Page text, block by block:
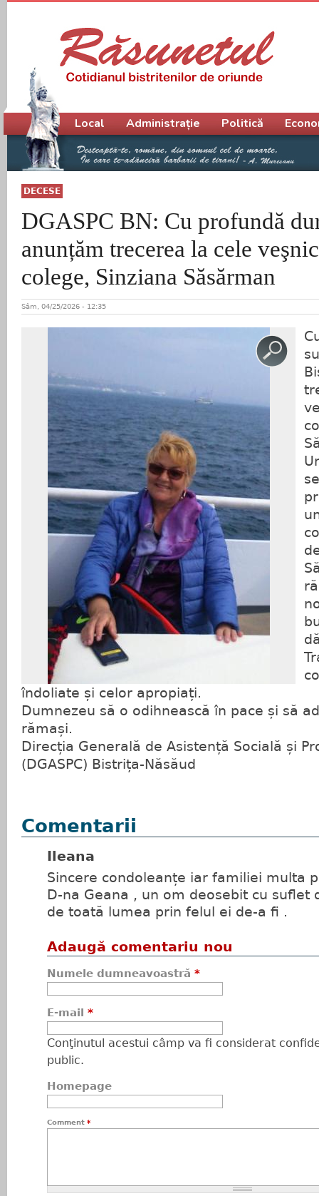
DECESE
DGASPC BN: Cu profundă
anunțăm trecerea la cele
colege, Sinziana Săsărman
Sâm, 04/25/2026 - 12:35
îndoliate și celor apropiați.
Dumnezeu să o odihnească în pace și să
rămași.
Direcția Generală de Asistență Socială și
(DGASPC) Bistrița-Năsăud
Comentarii
Ileana
Sincere condoleanțe iar familiei multa
D-na Geana , un om deosebit cu suflet
de toată lumea prin felul ei de-a fi .
Adaugă comentariu nou
Numele dumneavoastră *
E-mail *
Conţinutul acestui câmp va fi considerat
public.
Homepage
Comment *
Meniu principal
Local Administrație Politică